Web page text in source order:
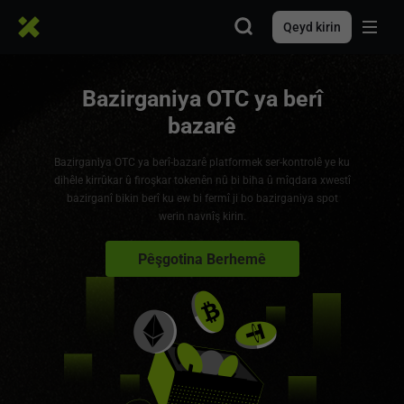
Qeyd kirin
Bazirganiya OTC ya berî
bazarê
Bazirganiya OTC ya berî-bazarê platformek ser-kontrolê ye ku
dihêle kirrûkar û firoşkar tokenên nû bi biha û mîqdara xwestî
bazirganî bikin berî ku ew bi fermî ji bo bazirganiya spot
werin navnîş kirin.
Pêşgotina Berhemê